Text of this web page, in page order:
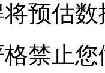
预估
禁止